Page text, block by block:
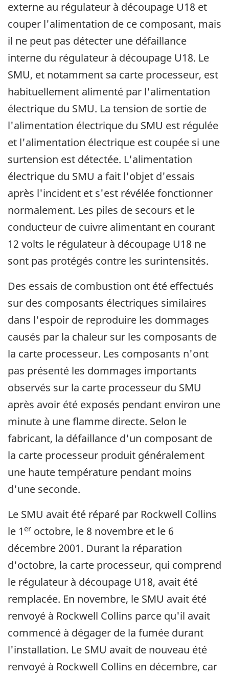
externe au régulateur à découpage U18 et
couper l'alimentation de ce composant, mais
il ne peut pas détecter une défaillance
interne du régulateur à découpage U18. Le
SMU, et notamment sa carte processeur, est
habituellement alimenté par l'alimentation
électrique du SMU. La tension de sortie de
l'alimentation électrique du SMU est régulée
et l'alimentation électrique est coupée si une
surtension est détectée. L'alimentation
électrique du SMU a fait l'objet d'essais
après l'incident et s'est révélée fonctionner
normalement. Les piles de secours et le
conducteur de cuivre alimentant en courant
12 volts le régulateur à découpage U18 ne
sont pas protégés contre les surintensités.
Des essais de combustion ont été effectués
sur des composants électriques similaires
dans l'espoir de reproduire les dommages
causés par la chaleur sur les composants de
la carte processeur. Les composants n'ont
pas présenté les dommages importants
observés sur la carte processeur du SMU
après avoir été exposés pendant environ une
minute à une flamme directe. Selon le
fabricant, la défaillance d'un composant de
la carte processeur produit généralement
une haute température pendant moins
d'une seconde.
Le SMU avait été réparé par Rockwell Collins
le 1 er octobre, le 8 novembre et le 6
décembre 2001. Durant la réparation
d'octobre, la carte processeur, qui comprend
le régulateur à découpage U18, avait été
remplacée. En novembre, le SMU avait été
renvoyé à Rockwell Collins parce qu'il avait
commencé à dégager de la fumée durant
l'installation. Le SMU avait de nouveau été
renvoyé à Rockwell Collins en décembre, car